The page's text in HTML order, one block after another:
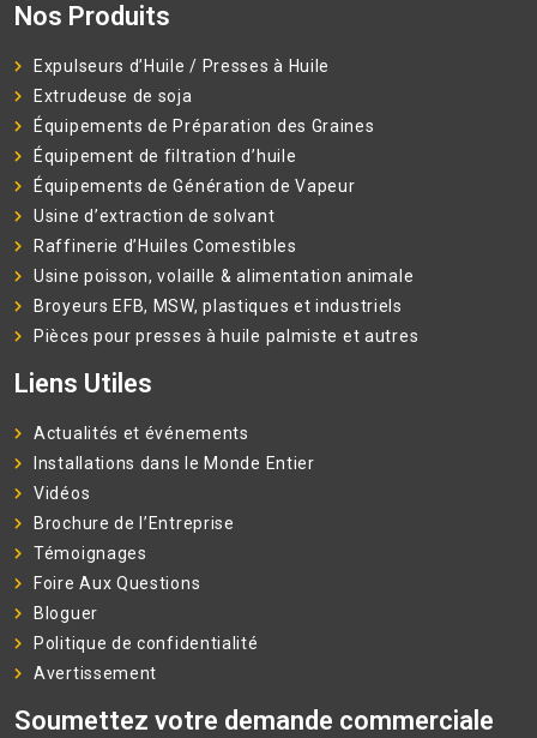
Nos Produits
Expulseurs d’Huile / Presses à Huile
Extrudeuse de soja
Équipements de Préparation des Graines
Équipement de filtration d’huile
Équipements de Génération de Vapeur
Usine d’extraction de solvant
Raffinerie d’Huiles Comestibles
Usine poisson, volaille & alimentation animale
Broyeurs EFB, MSW, plastiques et industriels
Pièces pour presses à huile palmiste et autres
Liens Utiles
Actualités et événements
Installations dans le Monde Entier
Vidéos
Brochure de l’Entreprise
Témoignages
Foire Aux Questions
Bloguer
Politique de confidentialité
Avertissement
Soumettez votre demande commerciale